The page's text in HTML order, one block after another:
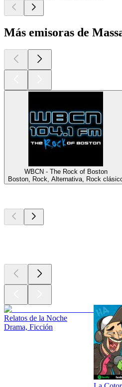
Más emisoras de
WBCN - The Rock of Boston
Boston, Rock, Alternativa, Rock
Relatos de la Noche
Drama, Ficción